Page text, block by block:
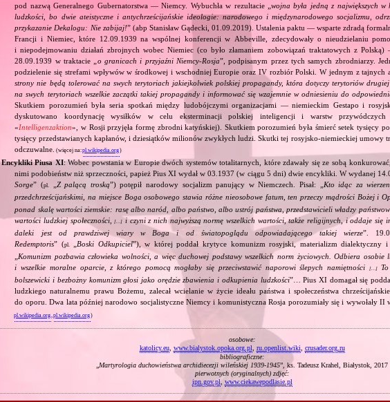
pod nazwą Generalnego Gubernatorstwa — Niemcy. Wybuchła w rezultacie „ wojna była jedną z największych
ludzkości, bo dwie ateistyczne i antychrześcijańskie ideologie: narodowego i międzynarodowego socjalizmu,
przykazanie Dekalogu: Nie zabijaj!” (abp Stanisław Gądecki, 01.09.2019). Ustalenia paktu — wsparte zdradą
Francji i Niemiec, które 12.09.1939 na wspólnej konferencji w Abbeville, zdecydowały o nieudzielaniu
i niepodejmowaniu działań zbrojnych wobec Niemiec (co było złamaniem zobowiązań traktatowych z Polską)
28.09.1939 w traktacie „ o granicach i przyjaźni Niemcy‐Rosja”, podpisanym przez tych samych zbrodniarzy.
podzielenie się strefami wpływów w środkowej i wschodniej Europie oraz IV rozbiór Polski. W jednym z tajnych
strony nie będą tolerować na swych terytoriach jakiejkolwiek polskiej propagandy, która dotyczy terytoriów
na swych terytoriach wszelkie zaczątki takiej propagandy i informować się wzajemnie w odniesieniu do
Skutkiem porozumień była seria spotkań między ludobójczymi organizacjami — niemieckim Gestapo i
dyskutowano koordynację wysiłków w celu eksterminacji polskiej inteligencji i warstw
«Intelligenzaktion», w Rosji przyjęła formę zbrodni katyńskiej). Skutkiem porozumień była śmierć setek tysięcy
tysięcy przedstawianych kapłanów, i dziesiątków milionów zwykłych ludzi. Skutki tej rosyjsko‐niemieckiej umowy
odczuwalne. (więcej na:pl.wikipedia.org)
Encykliki Piusa XI: Wobec powstania w Europie dwóch systemów totalitarnych, które zdawały się ze sobą
nimi podobieństw niż sprzeczności, papież Pius XI wydał w 03.1937 (w ciągu 5 dni) dwie encykliki. W wydanej
Sorge” (pl. Z palącą troską”) potępił narodowy socjalizm panujący w Niemczech. Pisał: „
Kto idąc za
przedchrześcijańskimi, na miejsce Boga osobowego stawia różne nieosobowe fatum, ten przeczy mądrości Bożej i
ponad skalę wartości ziemskie: rasę albo naród, albo państwo, albo ustrój państwa, przedstawicieli władzy
wartości ludzkiej społeczności,[…] i czyni z nich najwyższą normę wszelkich wartości, także religijnych, i oddaje się
daleki jest od prawdziwej wiary w Boga i od światopoglądu odpowiadającego takiej wierze”.
Redemptoris” (pl. Boski Odkupiciel”), w której poddał krytyce komunizm rosyjski, materializm dialektyczny i
Komunizm pozbawia człowieka wolności, a więc duchowej podstawy wszelkich norm życiowych. Odbiera osobie
i wszelkie moralne oparcie, z którego pomocą mogłaby się przeciwstawić naporowi ślepych namiętności
[…]To
bolszewicki i bezbożny komunizm głosi jako orędzie zbawienia i odkupienia ludzkości”… Pius XI domagał się
ludzkiego naturalnemu prawu Bożemu, zalecał wcielanie w życie ideału państwa i społeczeństwa
do oporu. Dwa lata później narodowo socjalistyczne Niemcy i komunistyczna Rosja porozumiały się i wywołały II
pl.wikipedia.org,pl.wikipedia.org)
osobowe:
katolicy.eu, www.bialystok.opoka.org.pl ru.openlist.wiki
crusader.org.ru
bibliograficzne:
Martyrologia duchowieństwa archidiecezji wileńskiej 1939‐1945”, ks. Tadeusz Krahel, Białystok, 2017
pierwotnych (oryginalnych) zdjęć:
ipn.gov.pl
www.ciekawepodlasie.pl